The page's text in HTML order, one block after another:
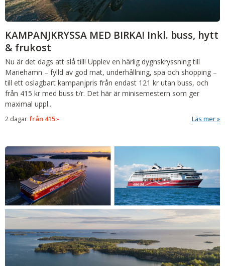
KAMPANJKRYSSA MED BIRKA! Inkl. buss, hytt
& frukost
Nu är det dags att slå till! Upplev en härlig dygnskryssning till
Mariehamn – fylld av god mat, underhållning, spa och shopping –
till ett oslagbart kampanjpris från endast 121 kr utan buss, och
från 415 kr med buss t/r. Det här är minisemestern som ger
maximal uppl...
2 dagar från 415:- Läs mer